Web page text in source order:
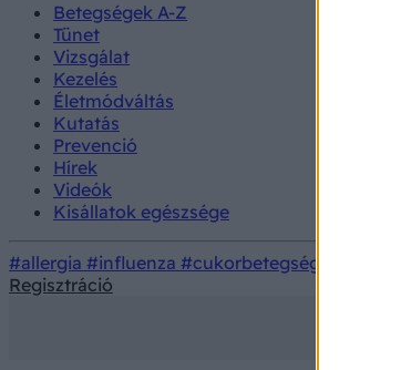
Betegségek A-Z
Tünet
Vizsgálat
Kezelés
Életmódváltás
Kutatás
Prevenció
Hírek
Videók
Kisállatok egészsége
#allergia #influenza #cukorbetegség
Regisztráció